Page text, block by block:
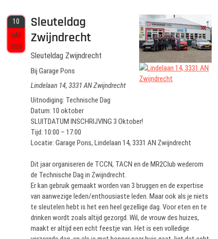
10
okt
2026
Sleuteldag
Zwijndrecht
Sleuteldag Zwijndrecht
Bij Garage Pons
Lindelaan 14, 3331 AN Zwijndrecht
Uitnodiging: Technische Dag
Datum: 10 oktober
SLUITDATUM INSCHRIJVING 3 Oktober!
Tijd: 10:00 – 17:00
Locatie: Garage Pons, Lindelaan 14, 3331 AN Zwijndrecht
Dit jaar organiseren de TCCN, TACN en de MR2Club wederom
de Technische Dag in Zwijndrecht.
Er kan gebruik gemaakt worden van 3 bruggen en de expertise
van aanwezige leden/enthousiaste leden. Maar ook als je niets
te sleutelen hebt is het een heel gezellige dag. Voor eten en te
drinken wordt zoals altijd gezorgd. Wil, de vrouw des huizes,
maakt er altijd een echt feestje van. Het is een volledige